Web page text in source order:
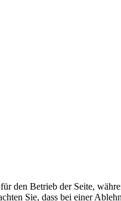
den Betrieb der Seite,
Sie, dass bei einer